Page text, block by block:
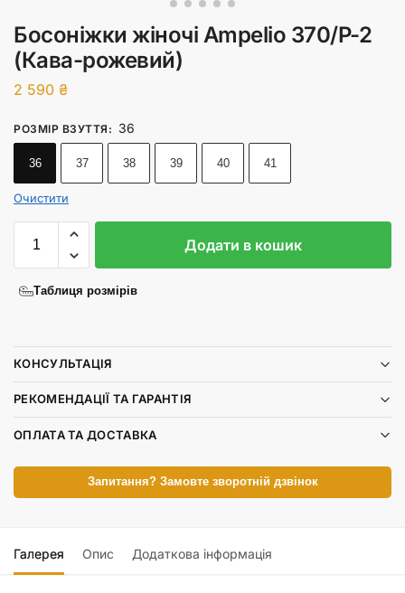
Босоніжки жіночі Ampelio 370/P-2
(Кава-рожевий)
2 590 ₴
РОЗМІР ВЗУТТЯ : 36
36 37 38 39 40 41
Очистити
Додати в кошик
Таблиця розмірів
КОНСУЛЬТАЦІЯ
РЕКОМЕНДАЦІЇ ТА ГАРАНТІЯ
ОПЛАТА ТА ДОСТАВКА
Запитання? Замовте зворотній дзвінок
Галерея Опис Додаткова інформація